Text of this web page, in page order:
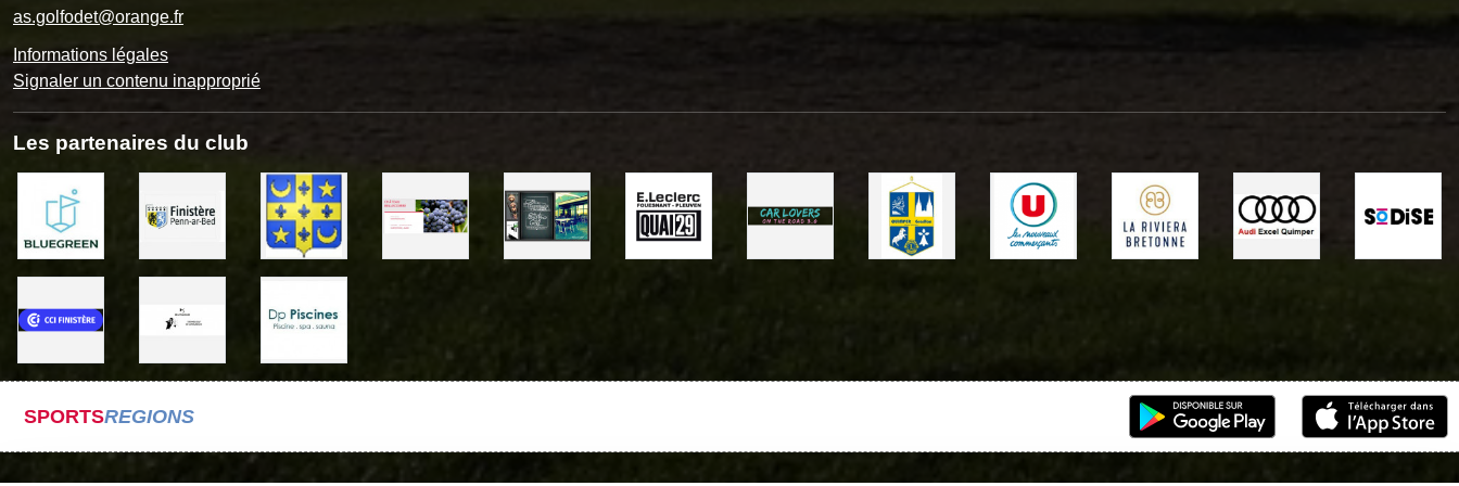
as.golfodet@orange.fr
Informations légales
Signaler un contenu inapproprié
Les partenaires du club
SPORTSREGIONS